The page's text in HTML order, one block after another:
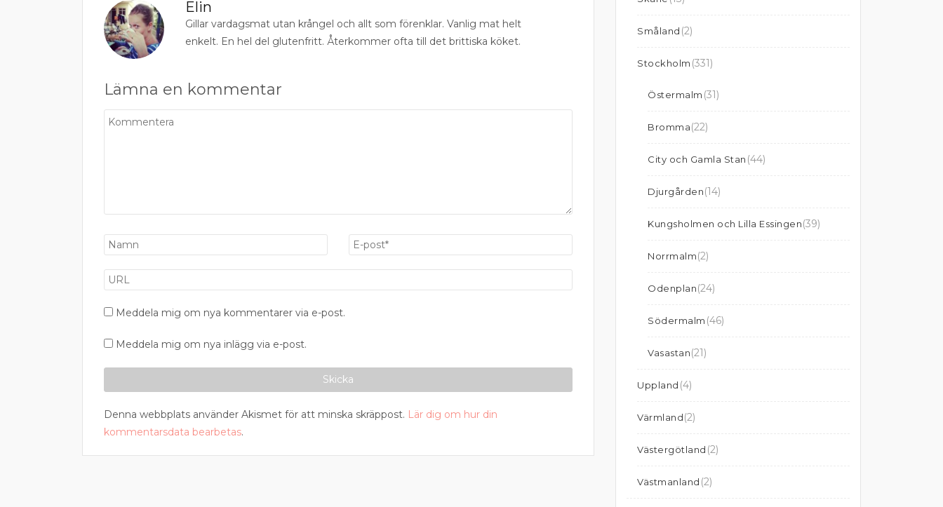
Elin
Gillar vardagsmat utan krångel och allt som förenklar. Vanlig mat helt
enkelt. En hel del glutenfritt. Återkommer ofta till det brittiska köket.
Lämna en kommentar
Meddela mig om nya kommentarer via e-post.
Meddela mig om nya inlägg via e-post.
Denna webbplats använder Akismet för att minska skräppost. Lär dig om hur din
kommentarsdata bearbetas.
Småland (2)
Stockholm (331)
Östermalm (31)
Bromma(22)
City och Gamla Stan (44)
Djurgården(14)
Kungsholmen och Lilla Essingen(39)
Norrmalm(2)
Odenplan(24)
Södermalm (46)
Vasastan(21)
Uppland (4)
Värmland(2)
Västergötland (2)
Västmanland (2)